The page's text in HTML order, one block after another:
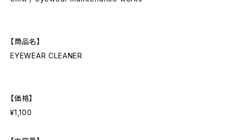
【商品名】
EYEWEAR CLEANER
【価格】
¥1,100